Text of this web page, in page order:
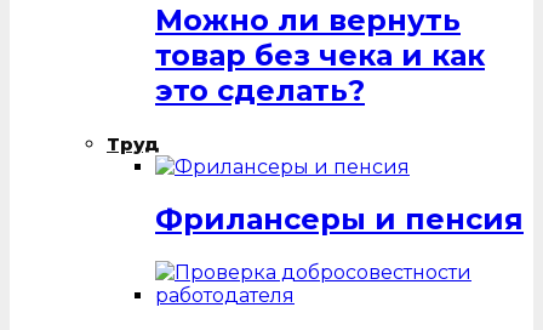
Можно ли вернуть
товар без чека и как
это сделать?
Труд
Фрилансеры и пенсия